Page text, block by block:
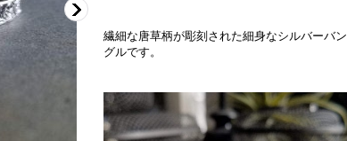
繊細な唐草柄が彫刻された細身なシルバーバン
グルです。